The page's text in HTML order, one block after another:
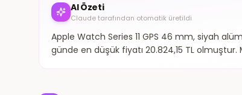
AI Özeti
Claude tarafından otomatik üretildi
Apple Watch Series 11 GPS 46 mm, siyah
günde en düşük fiyatı 20.824,15 TL